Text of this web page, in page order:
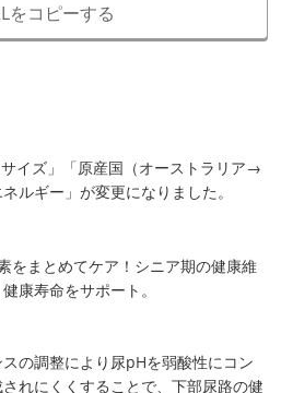
をコピーする
イズ」「原産国（オーストラリア→
ルギー」が変更になりました。
をまとめてケア！シニア期の健康維
康寿命をサポート。
の調整により尿pHを弱酸性にコン
れにくくすることで、下部尿路の健